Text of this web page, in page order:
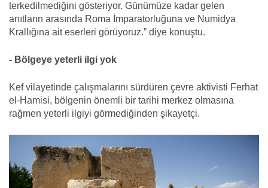
terkedilmediğini gösteriyor. Günümüze kadar gelen
anıtların arasında Roma İmparatorluğuna ve Numidya
Krallığına ait eserleri görüyoruz.” diye konuştu.
- Bölgeye yeterli ilgi yok
Kef vilayetinde çalışmalarını sürdüren çevre aktivisti Ferhat
el-Hamisi, bölgenin önemli bir tarihi merkez olmasına
rağmen yeterli ilgiyi görmediğinden şikayetçi.